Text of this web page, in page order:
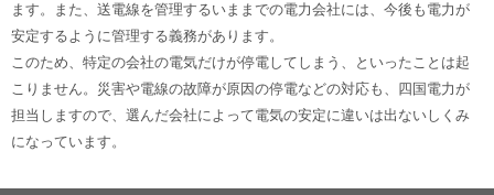
ます。また、送電線を管理するいままでの電力会社には、今後も電力が
安定するように管理する義務があります。
このため、特定の会社の電気だけが停電してしまう、といったことは起
こりません。災害や電線の故障が原因の停電などの対応も、四国電力が
担当しますので、選んだ会社によって電気の安定に違いは出ないしくみ
になっています。